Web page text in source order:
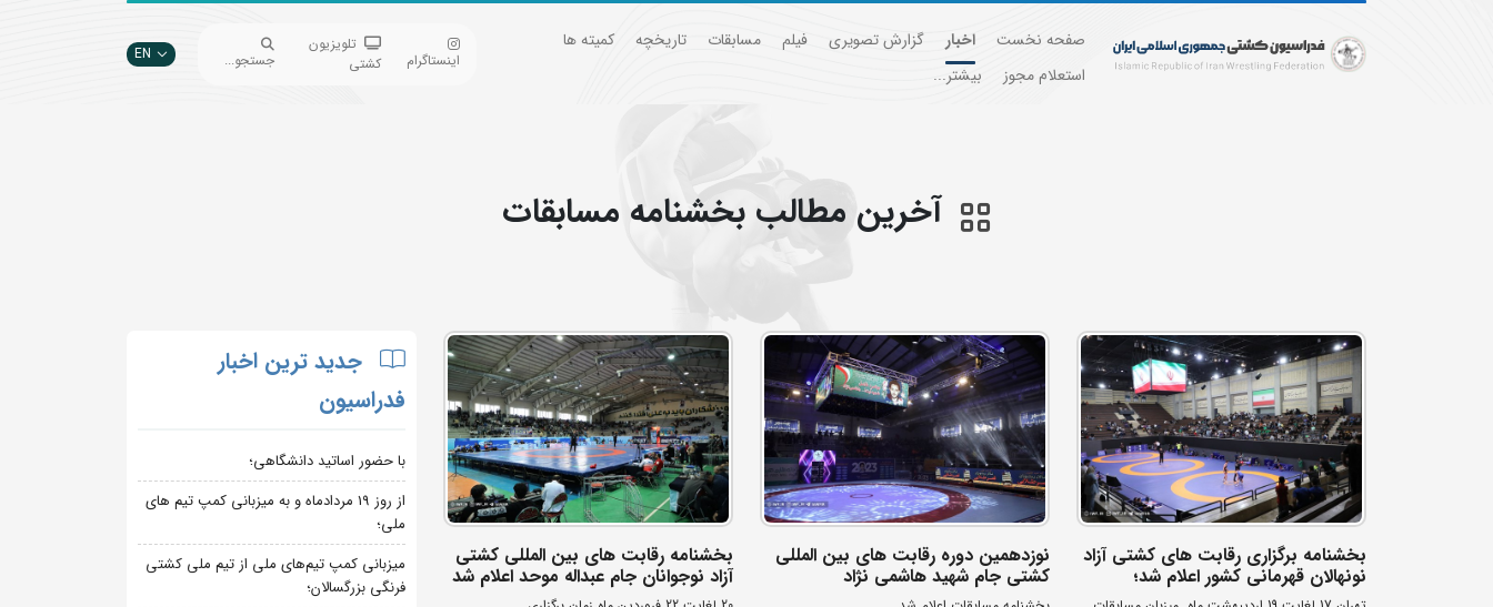
صفحه نخست اخبار گزارش تصویری فیلم مسابقات تاریخچه
کمیته ها
استعلام مجوز
بیشتر...
اینستاگرام
تلویزیون
کشتی
جستجو... EN
آخرین مطالب بخشنامه مسابقات
بخشنامه برگزاری رقابت های کشتی آزاد
نونهالان قهرمانی کشور اعلام شد؛
نوزدهمین دوره رقابت های بین المللی
کشتی جام شهید هاشمی نژاد
بخشنامه رقابت های بین المللی کشتی
آزاد نوجوانان جام عبداله موحد اعلام شد
جدید ترین اخبار
فدراسیون
با حضور اساتید دانشگاهی؛
از روز 19 مردادماه و به میزبانی کمپ تیم های
ملی؛
میزبانی کمپ تیم‌های ملی از تیم ملی کشتی
فرنگی بزرگسالان؛